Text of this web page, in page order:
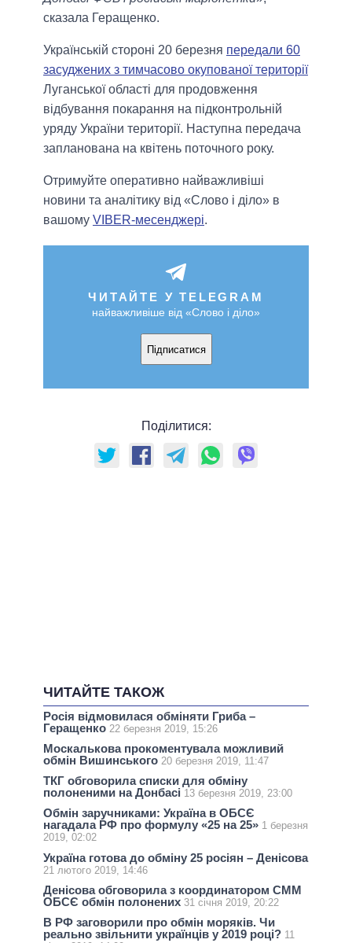
сказала Геращенко.
Українській стороні 20 березня передали 60
засуджених з тимчасово окупованої території
Луганської області для продовження
відбування покарання на підконтрольній
уряду України території. Наступна передача
запланована на квітень поточного року.
Отримуйте оперативно найважливіші
новини та аналітику від «Слово і діло» в
вашому VIBER-месенджері.
ЧИТАЙТЕ У TELEGRAM
найважливіше від «Слово і діло»
Підписатися
Поділитися:
ЧИТАЙТЕ ТАКОЖ
Росія відмовилася обміняти Гриба –
Геращенко 22 березня 2019, 15:26
Москалькова прокоментувала можливий
обмін Вишинського 20 березня 2019, 11:47
ТКГ обговорила списки для обміну
полоненими на Донбасі 13 березня 2019, 23:00
Обмін заручниками: Україна в ОБСЄ
нагадала РФ про формулу «25 на 25» 1 березня
2019, 02:02
Україна готова до обміну 25 росіян – Денісова
21 лютого 2019, 14:46
Денісова обговорила з координатором СММ
ОБСЄ обмін полонених 31 січня 2019, 20:22
В РФ заговорили про обмін моряків. Чи
реально звільнити українців у 2019 році? 11